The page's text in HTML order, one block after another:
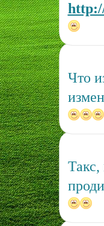
Что
Такс,